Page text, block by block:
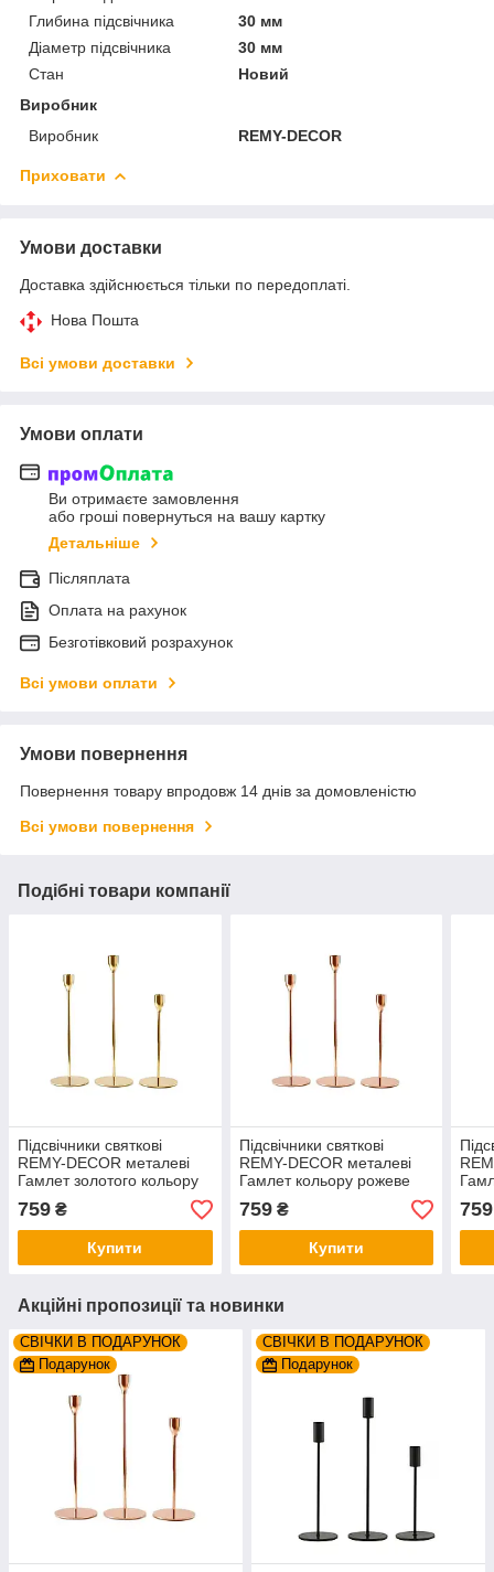
Глибина підсвічника
30 мм
Діаметр підсвічника
30 мм
Стан
Новий
Виробник
Виробник
REMY-DECOR
Приховати
Умови доставки
Доставка здійснюється тільки по передоплаті.
Нова Пошта
Всі умови доставки
Умови оплати
Ви отримаєте замовлення
або гроші повернуться на вашу картку
Детальніше
Післяплата
Оплата на рахунок
Безготівковий розрахунок
Всі умови оплати
Умови повернення
Повернення товару впродовж 14 днів за домовленістю
Всі умови повернення
Подібні товари компанії
Підсвічники святкові
REMY-DEСOR металеві
Гамлет золотого кольору
28см 33см
759 ₴
Купити
Підсвічники святкові
REMY-DEСOR металеві
Гамлет кольору рожеве
золото набір 3 шт. висота
23см 28см 33см
759₴
Купити
759
Акційні пропозиції та новинки
СВІЧКИ В ПОДАРУНОК
Подарунок
СВІЧКИ В ПОДАРУНОК
Подарунок